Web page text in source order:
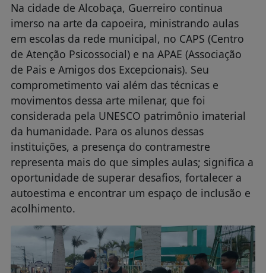
Na cidade de Alcobaça, Guerreiro continua
imerso na arte da capoeira, ministrando aulas
em escolas da rede municipal, no CAPS (Centro
de Atenção Psicossocial) e na APAE (Associação
de Pais e Amigos dos Excepcionais). Seu
comprometimento vai além das técnicas e
movimentos dessa arte milenar, que foi
considerada pela UNESCO patrimônio imaterial
da humanidade. Para os alunos dessas
instituições, a presença do contramestre
representa mais do que simples aulas; significa a
oportunidade de superar desafios, fortalecer a
autoestima e encontrar um espaço de inclusão e
acolhimento.